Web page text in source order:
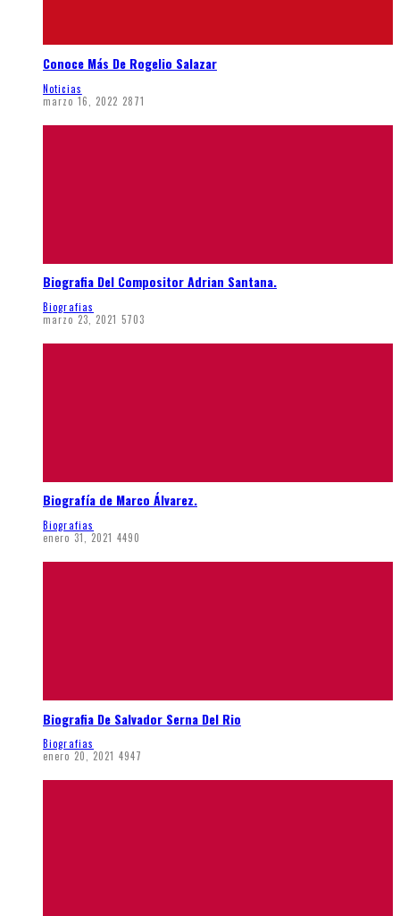
Conoce Más De Rogelio Salazar
Noticias
marzo 16, 2022 2871
Biografia Del Compositor Adrian Santana.
Biografias
marzo 23, 2021 5703
Biografía de Marco Álvarez.
Biografias
enero 31, 2021 4490
Biografia De Salvador Serna Del Rio
Biografias
enero 20, 2021 4947